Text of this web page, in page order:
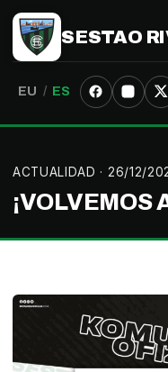
SESTAO
EU / ES
ACTUALIDAD · 26/12/
¡VOLVEMOS